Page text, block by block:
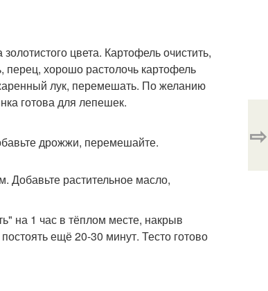
цвета. Картофель очистить,
перец, хорошо растолочь картофель
лук, перемешать. По желанию
готова для лепешек.
дрожжи, перемешайте.
Добавьте растительное масло,
на 1 час в тёплом месте, накрыв
ещё 20-30 минут. Тесто готово
⇨